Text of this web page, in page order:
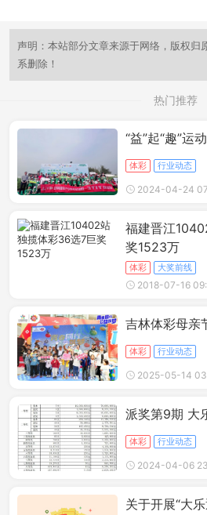
声明：本站部分文章来源于网络，版权归
系删除！
热门推荐
“益”起“趣”运
体彩 行业动态
2024-04-24
福建晋江
奖1523万
体彩 大奖前线
2018-07-16
吉林体彩母亲
体彩 行业动态
2025-05-14
派奖第9期 大
体彩 行业动态
2024-04-06
关于开展“大